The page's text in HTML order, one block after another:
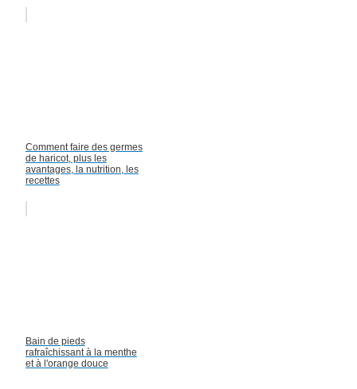
Comment faire des germes
de haricot, plus les
avantages, la nutrition, les
recettes
Bain de pieds
rafraîchissant à la menthe
et à l'orange douce